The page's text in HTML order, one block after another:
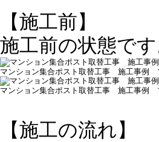
【施工前】
施工前の状態です
マンション集合ポスト取替工事 施工事例
マンション集合ポスト取替工事 施工事例
【施工の流れ】